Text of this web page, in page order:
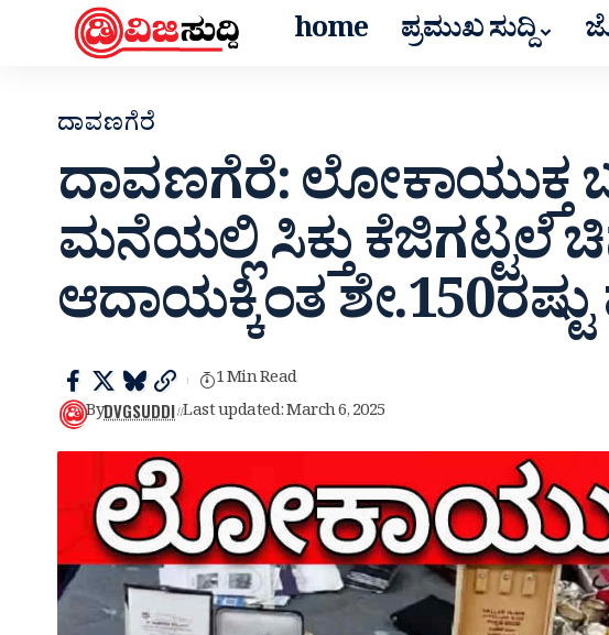
home ಪ್ರಮುಖ ಸುದ್ದಿ
ದಾವಣಗೆರೆ
ದಾವಣಗೆರೆ: ಲೋಕಾಯುಕ್ತ
ಮನೆಯಲ್ಲಿ ಸಿಕ್ತು ಕೆಜಿಗಟ್ಟಲೆ
ಆದಾಯಕ್ಕಿಂತ ಶೇ.150ರಷ್ಟು
ByDVGSUDDI Last updated: March 6, 2025
1 Min Read